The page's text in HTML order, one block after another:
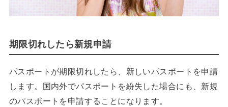
期限切れしたら新規申請
パスポートが期限切れしたら、新しいパスポートを申請
します。国内外でパスポートを紛失した場合にも、新規
のパスポートを申請することになります。